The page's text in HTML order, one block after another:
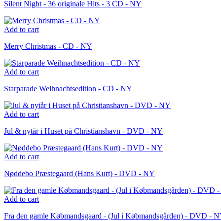
Silent Night - 36 originale Hits - 3 CD - NY
Add to cart
Merry Christmas - CD - NY
Add to cart
Starparade Weihnachtsedition - CD - NY
Add to cart
Jul & nytår i Huset på Christianshavn - DVD - NY
Add to cart
Nøddebo Præstegaard (Hans Kurt) - DVD - NY
Add to cart
Fra den gamle Købmandsgaard - (Jul i Købmandsgården) - DVD -